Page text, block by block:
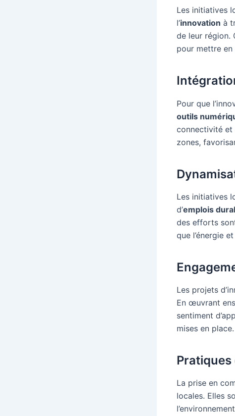
Les initiatives
l’innovation à
de leur région.
pour mettre
Pour que
outils
connectivité et
zones,
Les initiatives
d’emplois
des efforts
que l’énergie
Les projets
En œuvrant
sentiment
mises en place.
La prise en
locales. Elles